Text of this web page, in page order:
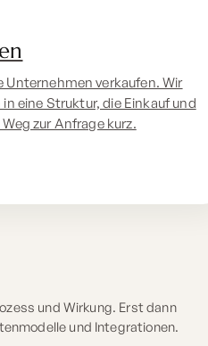
Unternehmen verkaufen. Wir
eine Struktur, die Einkauf und
zur Anfrage kurz.
und Wirkung. Erst dann
und Integrationen.